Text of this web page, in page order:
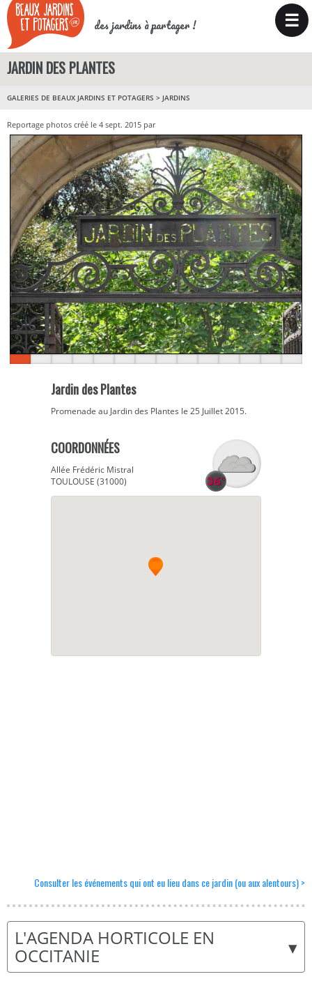
des jardins à partager ! ☰
JARDIN DES PLANTES
GALERIES DE BEAUX JARDINS ET POTAGERS > JARDINS
Reportage photos créé le 4 sept. 2015 par
Jardin des Plantes
Promenade au Jardin des Plantes le 25 Juillet 2015.
COORDONNÉES
Allée Frédéric Mistral
TOULOUSE (31000)
Consulter les événements qui ont eu lieu dans ce jardin (ou aux alentours) >
▾
L'AGENDA HORTICOLE EN
OCCITANIE